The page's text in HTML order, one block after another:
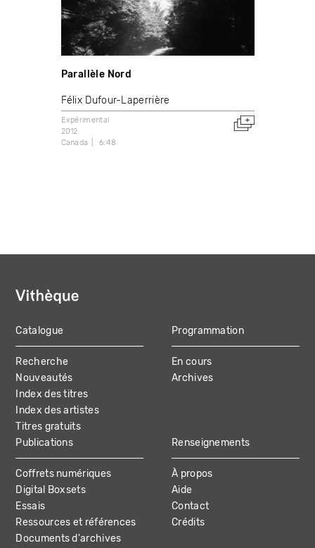
Parallèle Nord
Félix Dufour-Laperrière
Expérimental
2012
Canada
6:48
MAIN
NAVIGATION
Catalogue
Recherche
Nouveautés
Index des titres
Index des artistes
Titres gratuits
Programmation
En cours
Archives
Publications
Coffrets numériques
Digital Boxsets
Essais
Ressources et références
Documents d'archives
Renseignements
À propos
Aide
Contact
Crédits